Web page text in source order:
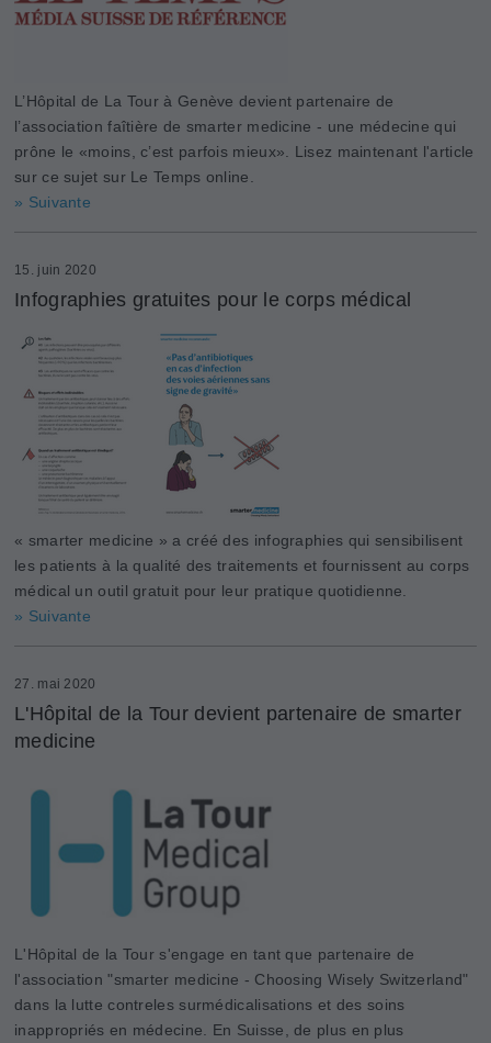
L’Hôpital de La Tour à Genève devient partenaire de
l’association faîtière de smarter medicine - une médecine qui
prône le «moins, c’est parfois mieux». Lisez maintenant l'article
sur ce sujet sur Le Temps online.
» Suivante
15. juin 2020
Infographies gratuites pour le corps médical
« smarter medicine » a créé des infographies qui sensibilisent
les patients à la qualité des traitements et fournissent au corps
médical un outil gratuit pour leur pratique quotidienne.
» Suivante
27. mai 2020
L'Hôpital de la Tour devient partenaire de smarter
medicine
L'Hôpital de la Tour s'engage en tant que partenaire de
l'association "smarter medicine - Choosing Wisely Switzerland"
dans la lutte contreles surmédicalisations et des soins
inappropriés en médecine. En Suisse, de plus en plus